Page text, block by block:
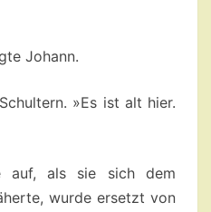
Johann.
»Es ist alt hier.
auf, als sie sich dem
wurde ersetzt von